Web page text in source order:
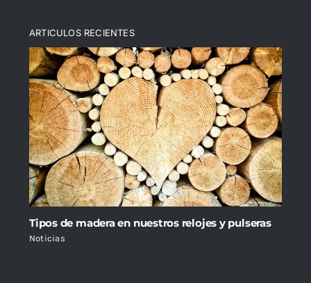
ARTICULOS RECIENTES
Tipos de madera en nuestros relojes y pulseras
Noticias